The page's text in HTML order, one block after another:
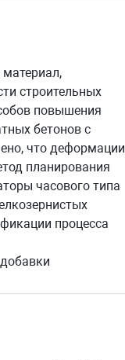
строительных
повышения
бетонов с
что деформации
планирования
часового типа
процесса